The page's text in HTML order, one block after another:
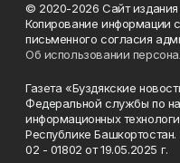
© 2020-2026 Сайт издания
Копирование информации
письменного согласия
Об использовании
Газета «Буздякские
Федеральной службы по
информационных
Республике
02 - 01802 от 19.05.2025 г.